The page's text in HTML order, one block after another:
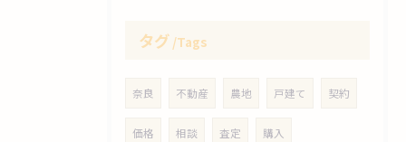
タグ Tags
奈良 不動産 農地 戸建て 契約
価格 相談 査定 購入